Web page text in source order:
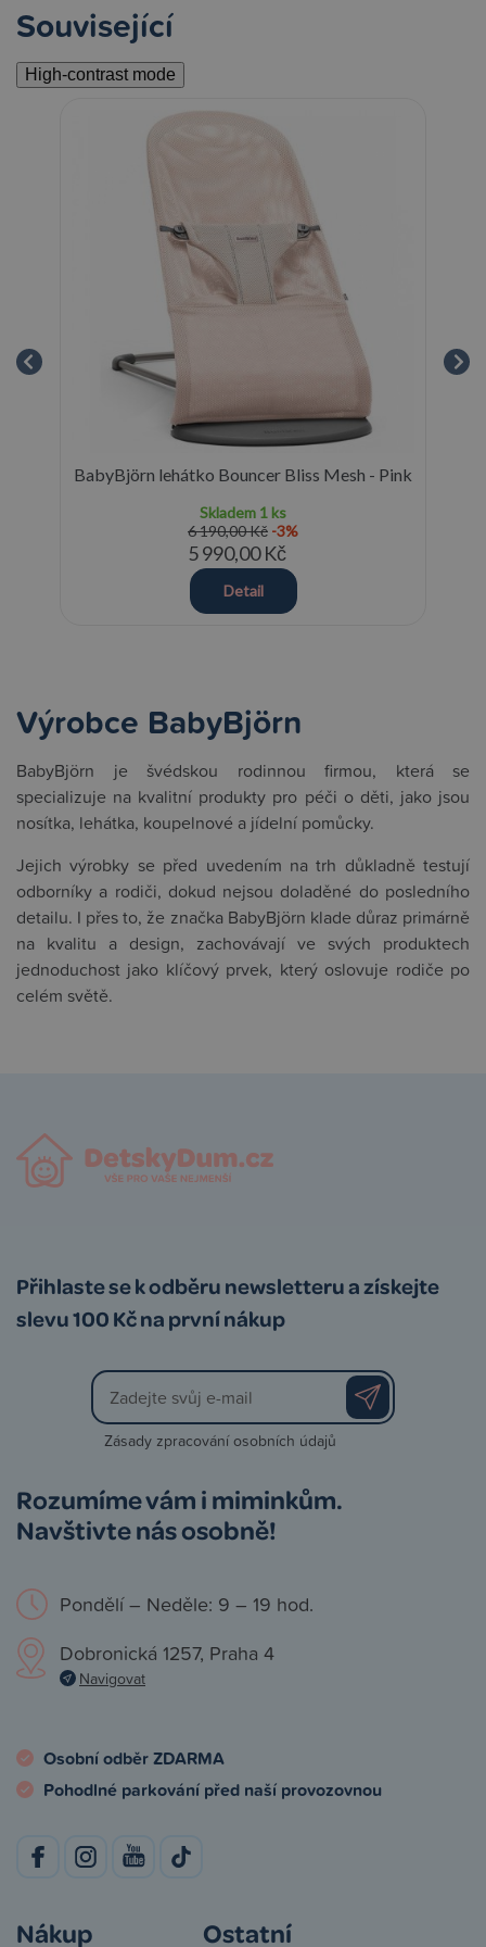
Související
High-contrast mode
BabyBjörn lehátko Bouncer Bliss Mesh - Pink
Skladem 1 ks
6 190,00 Kč -3%
5 990,00 Kč
Detail
Výrobce BabyBjörn
BabyBjörn je švédskou rodinnou firmou, která se
specializuje na kvalitní produkty pro péči o děti, jako jsou
nosítka, lehátka, koupelnové a jídelní pomůcky.
Jejich výrobky se před uvedením na trh důkladně testují
odborníky a rodiči, dokud nejsou doladěné do posledního
detailu. I přes to, že značka BabyBjörn klade důraz primárně
na kvalitu a design, zachovávají ve svých produktech
jednoduchost jako klíčový prvek, který oslovuje rodiče po
celém světě.
Přihlaste se k odběru newsletteru a získejte
slevu 100 Kč na první nákup
Zásady zpracování osobních údajů
Rozumíme vám i miminkům.
Navštivte nás osobně!
Pondělí – Neděle: 9 – 19 hod.
Dobronická 1257, Praha 4
Navigovat
Osobní odběr ZDARMA
Pohodlné parkování před naší provozovnou
Nákup Ostatní